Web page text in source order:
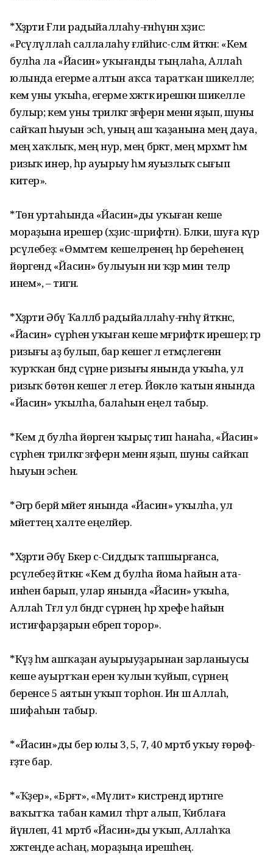
*Хәҙрәти Ғәли радыйаллаһу-ғәнһүнән хәҙис:
«Рәсүлүллаһ саллалаһу ғәләйһис-сәләм әйткән: «Кем
булһа ла «Йасин» уҡығанды тыңлаһа, Аллаһ
юлында егерме алтын аҡса таратҡан шикелле;
кем уны уҡыһа, егерме хәжәткә ирешкән шикелле
булыр; кем уны тәрилкәгә зәғферән менән яҙып, шуны
сайҡап һыуын эсһә, уның аш ҡаҙанына мең дауа,
мең хаҡлыҡ, мең нур, мең бәрәкәт, мең мәрхәмәт һәм
ризыҡ инер, һәр ауырыу һәм яуызлыҡ сығып
китер».
*Төн уртаһында «Йасин»ды уҡыған кеше
мораҙына ирешер (хәҙис-шәрифтән). Бәлки, шуға күрә
рәсүлебеҙ: «Өммәтем кешеләренең һәр береһенең
йөрәгендә «Йасин» булыуын ни ҡәҙәр мин теләр
инем», – тигән.
*Хәҙрәти Әбү Ҡалләбә радыйаллаһу-ғәнһү әйткәнсә,
«Йасин» сүрәһен уҡыған кеше мәғрифәткә ирешер; әгәр
ризығы аҙ булып, бар кешегә лә етмәҫлегенән
ҡурҡҡан бәндә сүрәне ризығы янында уҡыһа, ул
ризыҡ бөтөн кешегә лә етер. Йөклө ҡатын янында
«Йасин» уҡылһа, балаһын еңел табыр.
*Кем дә булһа йөрәген ҡырыҫ тип һанаһа, «Йасин»
сүрәһен тәрилкәгә зәғферән менән яҙып, шуны сайҡап
һыуын эсһен.
*Әгәр берәй мәйет янында «Йасин» уҡылһа, ул
мәйеттең халәте еңеләйер.
*Хәҙрәти Әбү Бәкер әс-Сиддыҡ тапшырғанса,
рәсүлебеҙ әйткән: «Кем дә булһа йома һайын ата-
инәһенә барып, улар янында «Йасин» уҡыһа,
Аллаһ Тәғәлә ул бәндәгә сүрәнең һәр хәрефе һайын
истиғфарҙарын ебәреп торор».
*Күҙ һәм ашҡаҙан ауырыуҙарынан зарланыусы
кеше ауыртҡан еренә ҡулын ҡуйып, сүрәнең
беренсе 5 аятын уҡып торһон. Ин шә Аллаһ,
шифаһын табыр.
*«Йасин»ды бер юлы 3, 5, 7, 40 мәртәбә уҡыу ғөрөф-
ғәҙәте бар.
*«Ҡәҙер», «Бәрәғәт», «Мәүлит» кистәрендә иртәнге
ваҡытҡа табан камил тәһәрәт алып, Ҡиблаға
йүнәлеп, 41 мәртәбә «Йасин»ды уҡып, Аллаһҡа
хәжәтеңде асһаң, мораҙыңа ирешәһең.